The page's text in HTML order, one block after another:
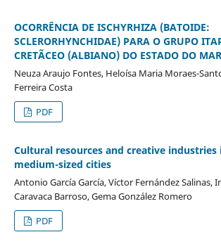
OCORRÊNCIA DE ISCHYRHIZA (BATOIDE:
SCLERORHYNCHIDAE) PARA O GRUPO
CRETÃCEO (ALBIANO) DO ESTADO DO
Neuza Araujo Fontes, Heloísa Maria Moraes-
Ferreira Costa
PDF
Cultural resources and creative industries
medium-sized cities
Antonio García García, Víctor Fernández Salinas,
Caravaca Barroso, Gema González Romero
PDF